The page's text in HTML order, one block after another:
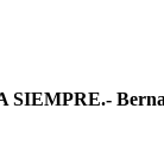
SIEMPRE.-